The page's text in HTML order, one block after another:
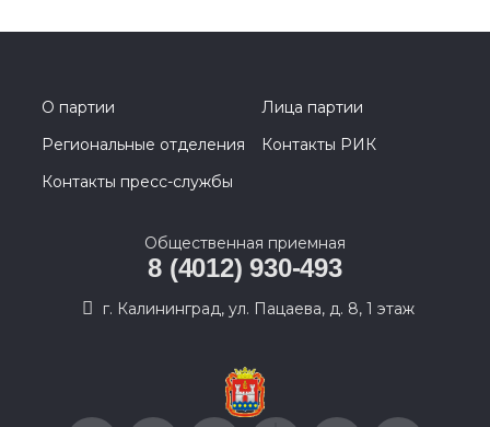
О партии
Лица партии
Региональные отделения
Контакты РИК
Контакты пресс-службы
Общественная приемная
8 (4012) 930-493
г. Калининград, ул. Пацаева, д. 8, 1 этаж